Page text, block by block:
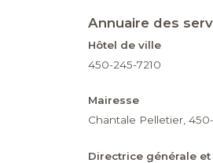
Annuaire des
Hôtel de ville
450-245-7210
Mairesse
Chantale Pelletier,
Directrice générale